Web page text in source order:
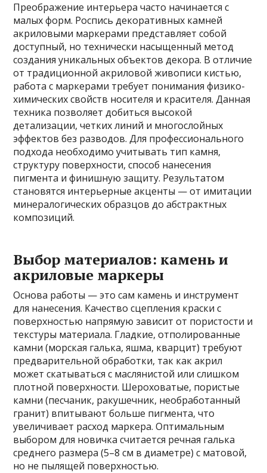
Преображение интерьера часто начинается с
малых форм. Роспись декоративных камней
акриловыми маркерами представляет собой
доступный, но технически насыщенный метод
создания уникальных объектов декора. В отличие
от традиционной акриловой живописи кистью,
работа с маркерами требует понимания физико-
химических свойств носителя и красителя. Данная
техника позволяет добиться высокой
детализации, четких линий и многослойных
эффектов без разводов. Для профессионального
подхода необходимо учитывать тип камня,
структуру поверхности, способ нанесения
пигмента и финишную защиту. Результатом
становятся интерьерные акценты — от имитации
минералогических образцов до абстрактных
композиций.
Выбор материалов: камень и
акриловые маркеры
Основа работы — это сам камень и инструмент
для нанесения. Качество сцепления краски с
поверхностью напрямую зависит от пористости и
текстуры материала. Гладкие, отполированные
камни (морская галька, яшма, кварцит) требуют
предварительной обработки, так как акрил
может скатываться с маслянистой или слишком
плотной поверхности. Шероховатые, пористые
камни (песчаник, ракушечник, необработанный
гранит) впитывают больше пигмента, что
увеличивает расход маркера. Оптимальным
выбором для новичка считается речная галька
среднего размера (5–8 см в диаметре) с матовой,
но не пылящей поверхностью.